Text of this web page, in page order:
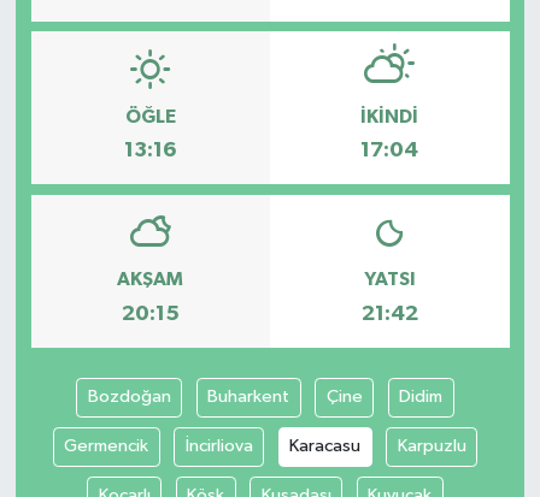
ÖĞLE
13:16
İKINDI
17:04
AKŞAM
20:15
YATSI
21:42
Bozdoğan Buharkent Çine Didim
Germencik İncirliova Karacasu Karpuzlu